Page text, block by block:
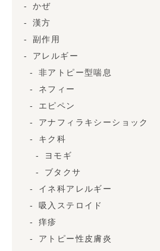
かぜ
漢方
副作用
アレルギー
非アトピー型喘息
ネフィー
エピペン
アナフィラキシーショック
キク科
ヨモギ
ブタクサ
イネ科アレルギー
吸入ステロイド
痒疹
アトピー性皮膚炎